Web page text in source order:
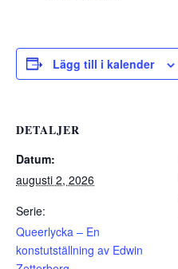
Lägg till i kalender
DETALJER
Datum:
augusti 2, 2026
Serie:
Queerlycka – En
konstutställning av Edwin